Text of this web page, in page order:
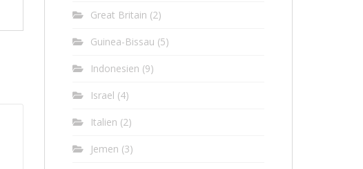
Great Britain (2)
Guinea-Bissau (5)
Indonesien (9)
Israel (4)
Italien (2)
Jemen (3)